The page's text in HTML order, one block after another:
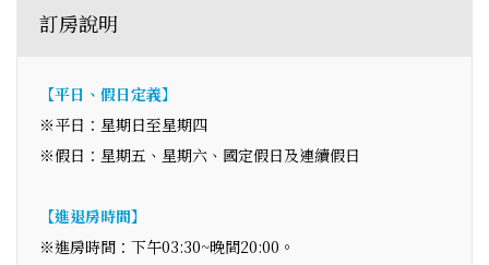
訂房說明
【平日、假日定義】
※平日：星期日至星期四
※假日：星期五、星期六、國定假日及連續假日
【進退房時間】
※進房時間：下午03:30~晚間20:00。